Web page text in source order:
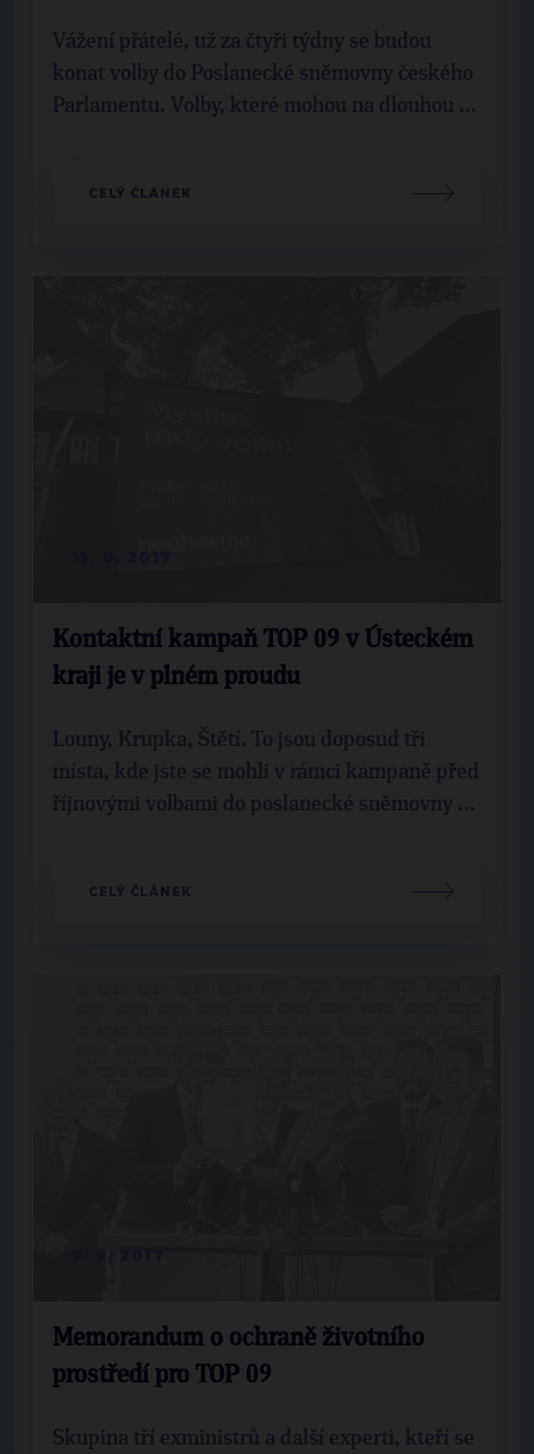
Vážení přátelé, už za čtyři týdny se budou
konat volby do Poslanecké sněmovny českého
Parlamentu. Volby, které mohou na dlouhou ...
CELÝ ČLÁNEK
Kontaktní kampaň TOP 09 v Ústeckém
kraji je v plném proudu
Louny, Krupka, Štětí. To jsou doposud tři
místa, kde jste se mohli v rámci kampaně před
říjnovými volbami do poslanecké sněmovny ...
CELÝ ČLÁNEK
Memorandum o ochraně životního
prostředí pro TOP 09
Skupina tří exministrů a další experti, kteří se